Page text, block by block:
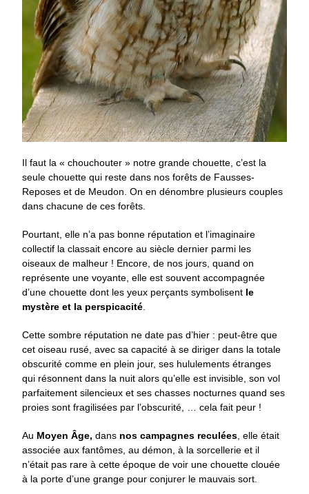
Il faut la « chouchouter » notre grande chouette, c’est la
seule chouette qui reste dans nos forêts de Fausses-
Reposes et de Meudon. On en dénombre plusieurs couples
dans chacune de ces forêts.
Pourtant, elle n’a pas bonne réputation et l’imaginaire
collectif la classait encore au siècle dernier parmi les
oiseaux de malheur ! Encore, de nos jours, quand on
représente une voyante, elle est souvent accompagnée
d’une chouette dont les yeux perçants symbolisent le
mystère et la perspicacité
Cette sombre réputation ne date pas d’hier : peut-être que
cet oiseau rusé, avec sa capacité à se diriger dans la totale
obscurité comme en plein jour, ses hululements étranges
qui résonnent dans la nuit alors qu’elle est invisible, son vol
parfaitement silencieux et ses chasses nocturnes quand ses
proies sont fragilisées par l’obscurité, … cela fait peur !
Au Moyen Âge, dans nos campagnes reculées , elle était
associée aux fantômes, au démon, à la sorcellerie et il
n’était pas rare à cette époque de voir une chouette clouée
à la porte d’une grange pour conjurer le mauvais sort.